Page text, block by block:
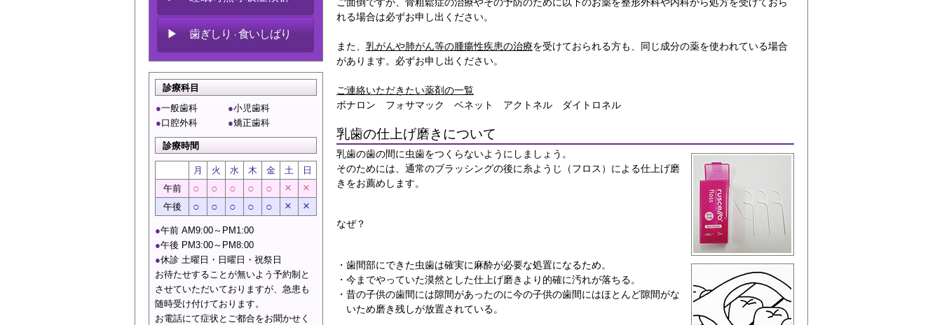
▶ 歯ぎしり ・ 食いしばり
診療科目
●一般歯科 ●小児歯科
●口腔外科 ●矯正歯科
診療時間
月 火 水 木 金 土 日
○
午前 ○ ○ ○ ○ × ×
午後 ○ ○ ○ ○ ○ × ×
●午前 AM9:00～PM1:00
●午後 PM3:00～PM8:00
●休診 土曜日・ 日曜日・祝祭日
お待たせすることが無いよう予約制と
させていただいておりますが、急患も
随時受け付けております。
お電話にて症状とご都合をお聞かせく
れる場合は必ずお申し出ください。
また、 乳がんや肺がん等の腫瘍性疾患の治療を受けておられる方も、同じ成分の薬を使われている場合
があります。必ずお申し出ください。
ご連絡いただきたい薬剤の一覧
ボナロン フォサマック ベネット アクトネル ダイトロネル
乳歯の仕上げ磨きについて
乳歯の歯の間に虫歯をつくらないようにしましょう。
そのためには、通常のブラッシングの後に糸ようじ（フロス）による仕上げ磨
きをお薦めします。
なぜ？
・歯間部にできた虫歯は確実に麻酔が必要な処置になるため。
・今までやっていた漠然とした仕上げ磨きより的確に汚れが落ちる。
・昔の子供の歯間には隙間があったのに今の子供の歯間にはほとんど隙間がな
いため磨き残しが放置されている。